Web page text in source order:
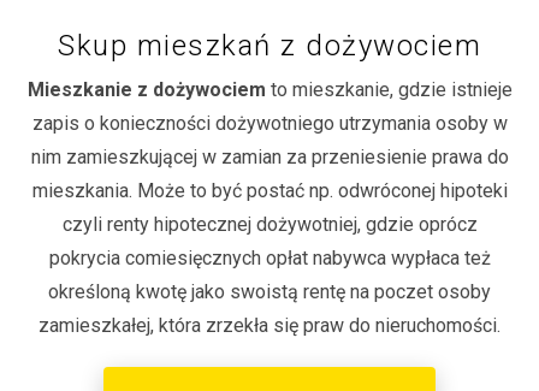
Skup mieszkań z dożywociem
Mieszkanie z dożywociem to mieszkanie, gdzie istnieje
zapis o konieczności dożywotniego utrzymania osoby w
nim zamieszkującej w zamian za przeniesienie prawa do
mieszkania. Może to być postać np. odwróconej hipoteki
czyli renty hipotecznej dożywotniej, gdzie oprócz
pokrycia comiesięcznych opłat nabywca wypłaca też
określoną kwotę jako swoistą rentę na poczet osoby
zamieszkałej, która zrzekła się praw do nieruchomości.